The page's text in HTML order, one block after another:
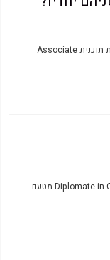
מאת: עדית יערון, מאמנת אפקטיבית לתהליכי שינוי, בוגרת תוכנית Associate
מאת שגית שלמה, לוגותרפיסטית, Diplomate in Clinical Logotherapy מטעם